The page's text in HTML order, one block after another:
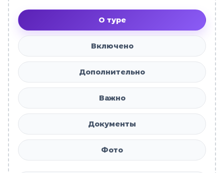
О туре
Включено
Дополнительно
Важно
Документы
Фото